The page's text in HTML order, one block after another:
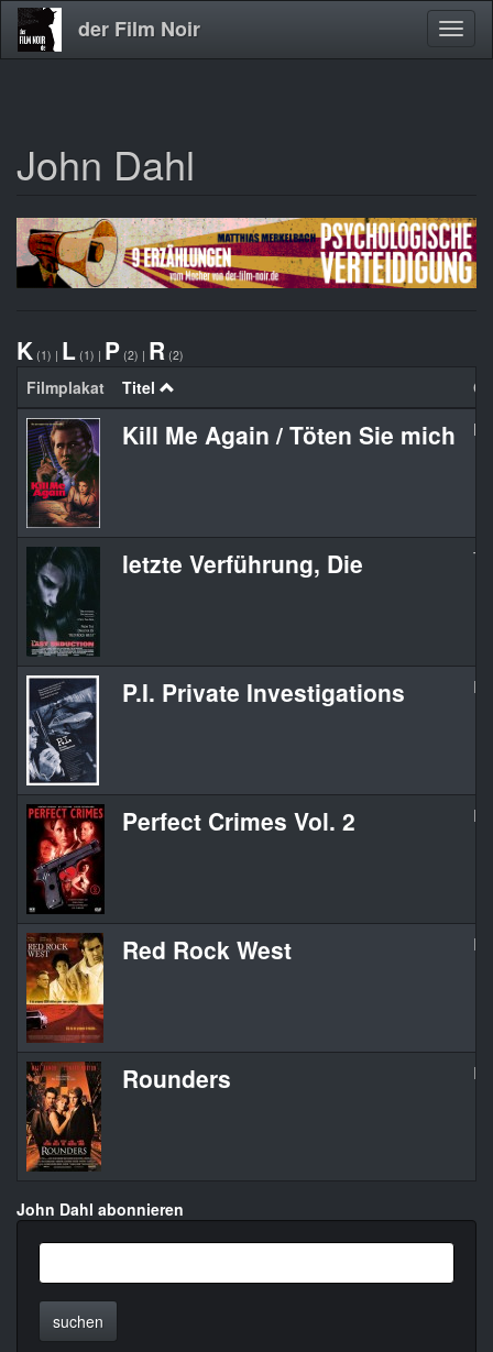
Direkt
zum
der Film Noir
John Dahl
K (1) | L (1) | P (2) | R (2)
Filmplakat Titel
Kill Me Again / Töten Sie mich
letzte Verführung, Die
P.I. Private Investigations
Perfect Crimes Vol. 2
Red Rock West
Rounders
John Dahl abonnieren
suchen